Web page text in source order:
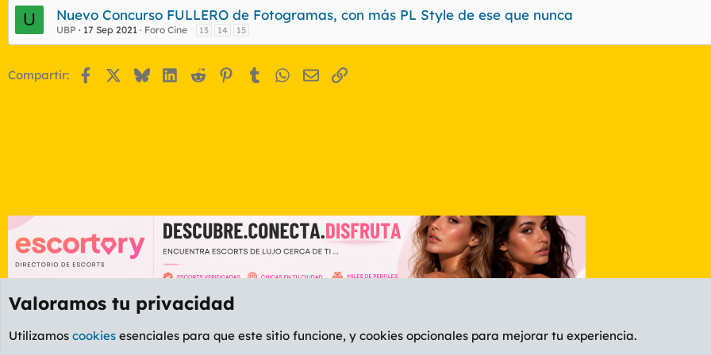
sU
Nuevo Concurso FULLERO de Fotogramas, con más PL Style de ese que nunca
UBP 17 Sep 2021 Foro Cine 13 14 15
Compartir: FacebookBlueskyLinkedIn
Reddit Pinterest
Tumblr WhatsApp
EmailEnlace
Foro General
Valoramos tu privacidad
Utilizamos cookies esenciales para que este sitio funcione, y cookies opcionales para mejorar tu experiencia.